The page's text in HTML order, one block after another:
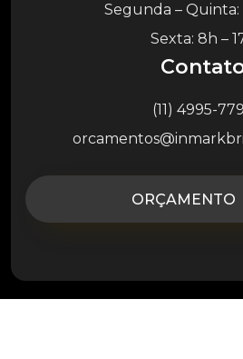
Segunda – Quinta:
Sexta: 8h –
(11) 4995-
ORÇAMENTO